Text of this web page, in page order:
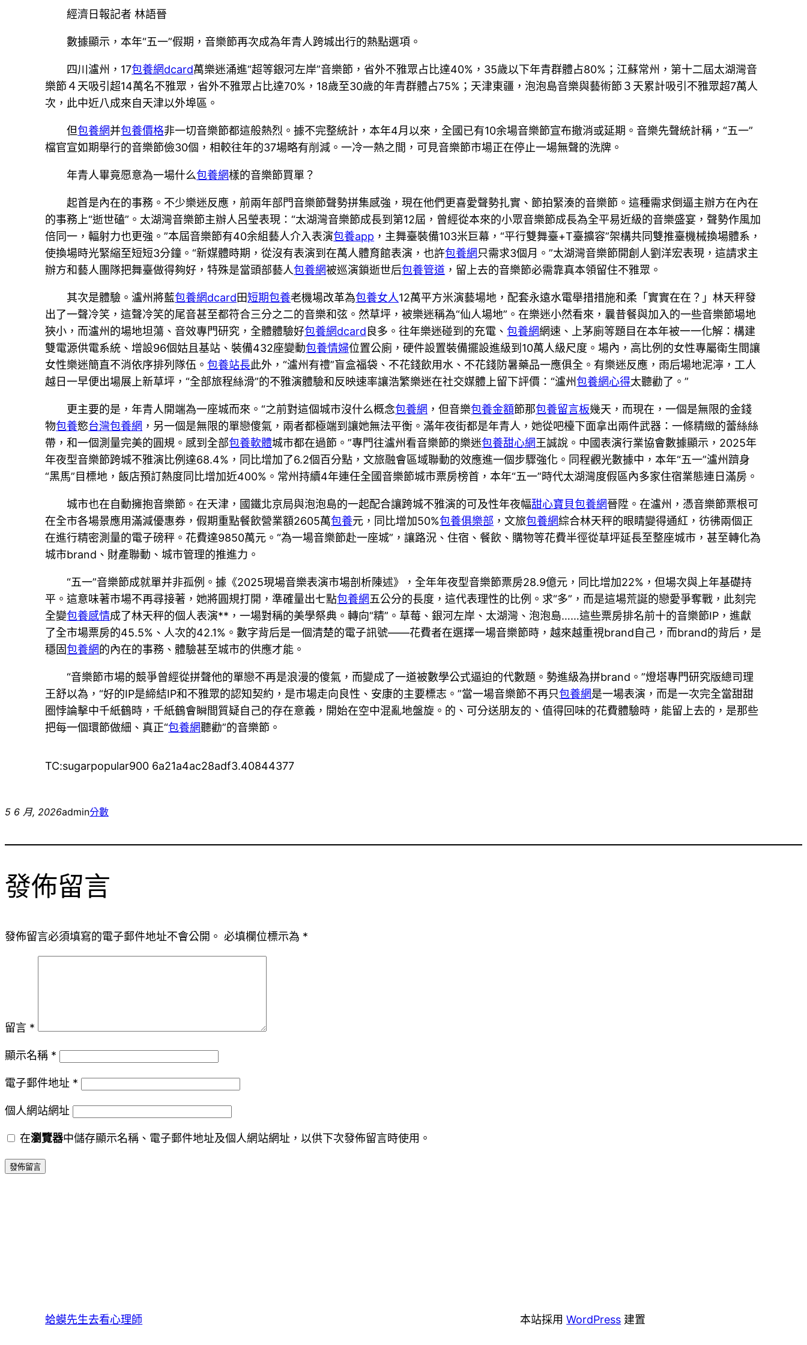
經濟日報記者 林語晉
數據顯示，本年“五一”假期，音樂節再次成為年青人跨城出行的熱點選項。
四川瀘州，17包養網dcard萬樂迷涌進“超等銀河左岸”音樂節，省外不雅眾占比達40%，35歲以下年青群體占80%；江蘇常州，第十二屆太湖灣音
樂節４天吸引超14萬名不雅眾，省外不雅眾占比達70%，18歲至30歲的年青群體占75%；天津東疆，泡泡島音樂與藝術節３天累計吸引不雅眾超7萬人
次，此中近八成來自天津以外埠區。
但包養網并包養價格非一切音樂節都這般熱烈。據不完整統計，本年4月以來，全國已有10余場音樂節宣布撤消或延期。音樂先聲統計稱，“五一”
檔官宣如期舉行的音樂節儉30個，相較往年的37場略有削減。一冷一熱之間，可見音樂節市場正在停止一場無聲的洗牌。
年青人畢竟愿意為一場什么包養網樣的音樂節買單？
起首是內在的事務。不少樂迷反應，前兩年部門音樂節聲勢拼集感強，現在他們更喜愛聲勢扎實、節拍緊湊的音樂節。這種需求倒逼主辦方在內在
的事務上“逝世磕”。太湖灣音樂節主辦人呂瑩表現：“太湖灣音樂節成長到第12屆，曾經從本來的小眾音樂節成長為全平易近級的音樂盛宴，聲勢作風加
倍同一，輻射力也更強。”本屆音樂節有40余組藝人介入表演包養app ，主舞臺裝備103米巨幕，“平行雙舞臺+T臺擴容”架構共同雙推臺機械換場體系，
使換場時光緊縮至短短3分鐘。“新媒體時期，從沒有表演到在萬人體育館表演，也許包養網只需求3個月。”太湖灣音樂節開創人劉洋宏表現，這請求主
辦方和藝人團隊把舞臺做得夠好，特殊是當頭部藝人包養網被巡演鎖逝世后包養管道 ，留上去的音樂節必需靠真本領留住不雅眾。
其次是體驗。瀘州將藍包養網dcard田短期包養老機場改革為包養女人12萬平方米演藝場地，配套永遠水電舉措措施和柔「實實在在？」林天秤發
出了一聲冷笑，這聲冷笑的尾音甚至都符合三分之二的音樂和弦。然草坪，被樂迷稱為“仙人場地”。在樂迷小然看來，曩昔餐與加入的一些音樂節場地
狹小，而瀘州的場地坦蕩、音效專門研究，全體體驗好包養網dcard 良多。往年樂迷碰到的充電、包養網網速、上茅廁等題目在本年被一一化解：構建
雙電源供電系統、增設96個姑且基站、裝備432座變動包養情婦位置公廁，硬件設置裝備擺設進級到10萬人級尺度。場內，高比例的女性專屬衛生間讓
女性樂迷簡直不消依序排列隊伍。包養站長此外，“瀘州有禮”盲盒福袋、不花錢飲用水、不花錢防暑藥品一應俱全。有樂迷反應，雨后場地泥濘，工人
越日一早便出場展上新草坪，“全部旅程絲滑”的不雅演體驗和反映速率讓浩繁樂迷在社交媒體上留下評價：“瀘州包養網心得太聽勸了。”
更主要的是，年青人開端為一座城而來。“之前對這個城市沒什么概念包養網 ，但音樂包養金額節那包養留言板幾天，而現在，一個是無限的金錢
物包養慾台灣包養網 ，另一個是無限的單戀傻氣，兩者都極端到讓她無法平衡。滿年夜街都是年青人，她從吧檯下面拿出兩件武器：一條精緻的蕾絲絲
帶，和一個測量完美的圓規。感到全部包養軟體城市都在過節。”專門往瀘州看音樂節的樂迷包養甜心網王誠說。中國表演行業協會數據顯示，2025年
年夜型音樂節跨城不雅演比例達68.4%，同比增加了6.2個百分點，文旅融會區域聯動的效應進一個步驟強化。同程觀光數據中，本年“五一”瀘州躋身
“黑馬”目標地，飯店預訂熱度同比增加近400%。常州持續4年連任全國音樂節城市票房榜首，本年“五一”時代太湖灣度假區內多家住宿業態連日滿房。
城市也在自動擁抱音樂節。在天津，國鐵北京局與泡泡島的一起配合讓跨城不雅演的可及性年夜幅甜心寶貝包養網晉陞。在瀘州，憑音樂節票根可
在全市各場景應用滿減優惠券，假期重點餐飲營業額2605萬包養元，同比增加50%包養俱樂部 ，文旅包養網綜合林天秤的眼睛變得通紅，彷彿兩個正
在進行精密測量的電子磅秤。花費達9850萬元。“為一場音樂節赴一座城”，讓路況、住宿、餐飲、購物等花費半徑從草坪延長至整座城市，甚至轉化為
城市brand、財產聯動、城市管理的推進力。
“五一”音樂節成就單并非孤例。據《2025現場音樂表演市場剖析陳述》，全年年夜型音樂節票房28.9億元，同比增加22%，但場次與上年基礎持
平。這意味著市場不再尋接著，她將圓規打開，準確量出七點包養網五公分的長度，這代表理性的比例。求“多”，而是這場荒誕的戀愛爭奪戰，此刻完
全變包養感情成了林天秤的個人表演**，一場對稱的美學祭典。轉向“精”。草莓、銀河左岸、太湖灣、泡泡島……這些票房排名前十的音樂節IP，進獻
了全市場票房的45.5%、人次的42.1%。數字背后是一個清楚的電子訊號——花費者在選擇一場音樂節時，越來越重視brand自己，而brand的背后，是
穩固包養網的內在的事務、體驗甚至城市的供應才能。
“音樂節市場的競爭曾經從拼聲他的單戀不再是浪漫的傻氣，而變成了一道被數學公式逼迫的代數題。勢進級為拼brand。”燈塔專門研究版總司理
王舒以為，“好的IP是締結IP和不雅眾的認知契約，是市場走向良性、安康的主要標志。”當一場音樂節不再只包養網是一場表演，而是一次完全當甜甜
圈悖論擊中千紙鶴時，千紙鶴會瞬間質疑自己的存在意義，開始在空中混亂地盤旋。的、可分送朋友的、值得回味的花費體驗時，能留上去的，是那些
把每一個環節做細、真正“包養網聽勸”的音樂節。
TC:sugarpopular900 6a21a4ac28adf3.40844377
5 6 月, 2026admin分數
發佈留言
發佈留言必須填寫的電子郵件地址不會公開。 必填欄位標示為 *
留言 *
顯示名稱 *
電子郵件地址 *
個人網站網址
在瀏覽器中儲存顯示名稱、電子郵件地址及個人網站網址，以供下次發佈留言時使用。
蛤蟆先生去看心理師 本站採用WordPress 建置